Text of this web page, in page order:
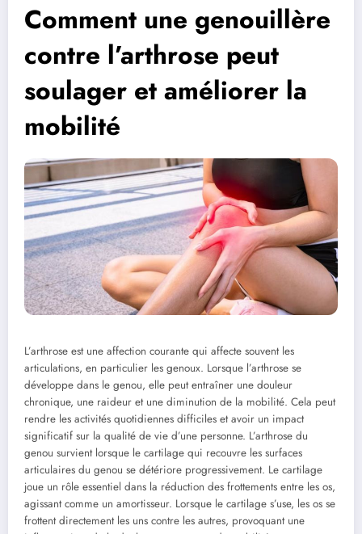
Comment une genouillère
contre l’arthrose peut
soulager et améliorer la
mobilité
L’arthrose est une affection courante qui affecte souvent les
articulations, en particulier les genoux. Lorsque l’arthrose se
développe dans le genou, elle peut entraîner une douleur
chronique, une raideur et une diminution de la mobilité. Cela peut
rendre les activités quotidiennes difficiles et avoir un impact
significatif sur la qualité de vie d’une personne. L’arthrose du
genou survient lorsque le cartilage qui recouvre les surfaces
articulaires du genou se détériore progressivement. Le cartilage
joue un rôle essentiel dans la réduction des frottements entre les os,
agissant comme un amortisseur. Lorsque le cartilage s’use, les os se
frottent directement les uns contre les autres, provoquant une